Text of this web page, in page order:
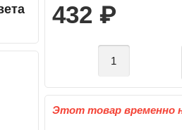
432 ₽
Этот товар временно